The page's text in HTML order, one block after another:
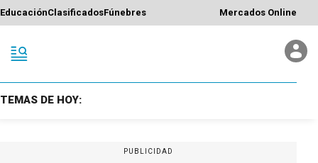
EducaciónClasificadosFúnebres Mercados Online
TEMAS DE HOY:
PUBLICIDAD